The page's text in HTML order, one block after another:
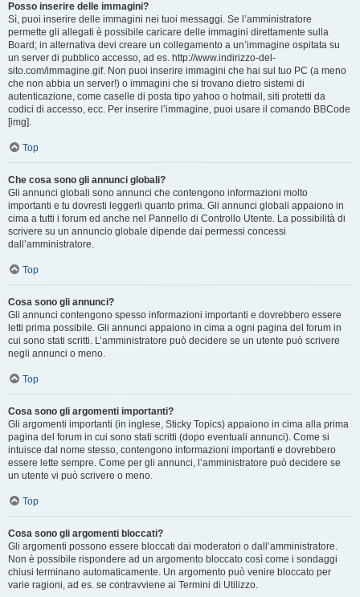
Posso inserire delle immagini?
Sì, puoi inserire delle immagini nei tuoi messaggi. Se l’amministratore
permette gli allegati è possibile caricare delle immagini direttamente sulla
Board; in alternativa devi creare un collegamento a un’immagine ospitata su
un server di pubblico accesso, ad es. http://www.indirizzo-del-
sito.com/immagine.gif. Non puoi inserire immagini che hai sul tuo PC (a meno
che non abbia un server!) o immagini che si trovano dietro sistemi di
autenticazione, come caselle di posta tipo yahoo o hotmail, siti protetti da
codici di accesso, ecc. Per inserire l’immagine, puoi usare il comando BBCode
[img].
Top
Che cosa sono gli annunci globali?
Gli annunci globali sono annunci che contengono informazioni molto
importanti e tu dovresti leggerli quanto prima. Gli annunci globali appaiono in
cima a tutti i forum ed anche nel Pannello di Controllo Utente. La possibilità di
scrivere su un annuncio globale dipende dai permessi concessi
dall’amministratore.
Top
Cosa sono gli annunci?
Gli annunci contengono spesso informazioni importanti e dovrebbero essere
letti prima possibile. Gli annunci appaiono in cima a ogni pagina del forum in
cui sono stati scritti. L’amministratore può decidere se un utente può scrivere
negli annunci o meno.
Top
Cosa sono gli argomenti importanti?
Gli argomenti importanti (in inglese, Sticky Topics) appaiono in cima alla prima
pagina del forum in cui sono stati scritti (dopo eventuali annunci). Come si
intuisce dal nome stesso, contengono informazioni importanti e dovrebbero
essere lette sempre. Come per gli annunci, l’amministratore può decidere se
un utente vi può scrivere o meno.
Top
Cosa sono gli argomenti bloccati?
Gli argomenti possono essere bloccati dai moderatori o dall’amministratore.
Non è possibile rispondere ad un argomento bloccato così come i sondaggi
chiusi terminano automaticamente. Un argomento può venire bloccato per
varie ragioni, ad es. se contravviene ai Termini di Utilizzo.